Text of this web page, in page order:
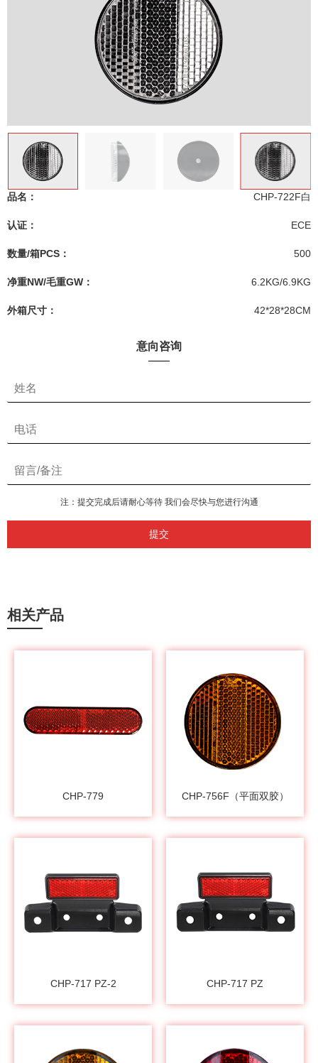
品名： CHP-722F白
认证： ECE
数量/箱PCS： 500
净重NW/毛重GW： 6.2KG/6.9KG
外箱尺寸： 42*28*28CM
意向咨询
提交
注：提交完成后请耐心等待 我们会尽快与您进行沟通
相关产品
CHP-779 CHP-756F（平面双胶）
CHP-717 PZ-2 CHP-717 PZ